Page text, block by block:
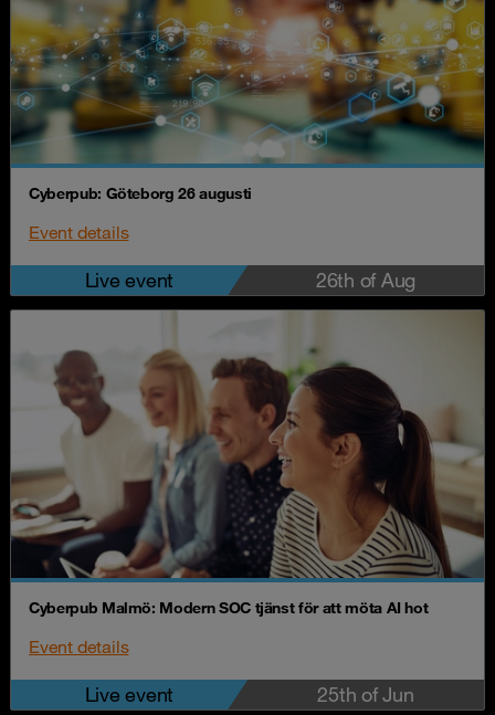
Cyberpub: Göteborg 26 augusti
Event details
Live event 26th of Aug
Cyberpub Malmö: Modern SOC tjänst för att möta AI hot
Event details
Live event 25th of Jun